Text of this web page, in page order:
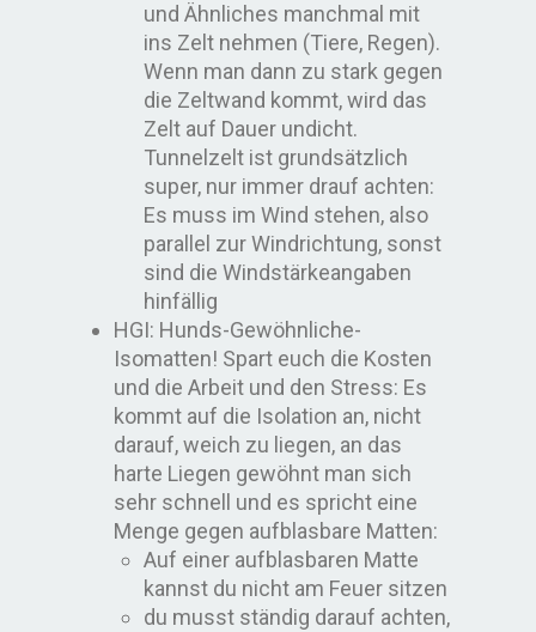
und Ähnliches manchmal mit
ins Zelt nehmen (Tiere, Regen).
Wenn man dann zu stark gegen
die Zeltwand kommt, wird das
Zelt auf Dauer undicht.
Tunnelzelt ist grundsätzlich
super, nur immer drauf achten:
Es muss im Wind stehen, also
parallel zur Windrichtung, sonst
sind die Windstärkeangaben
hinfällig
HGI: Hunds-Gewöhnliche-
Isomatten! Spart euch die Kosten
und die Arbeit und den Stress: Es
kommt auf die Isolation an, nicht
darauf, weich zu liegen, an das
harte Liegen gewöhnt man sich
sehr schnell und es spricht eine
Menge gegen aufblasbare Matten:
Auf einer aufblasbaren Matte
kannst du nicht am Feuer sitzen
du musst ständig darauf achten,